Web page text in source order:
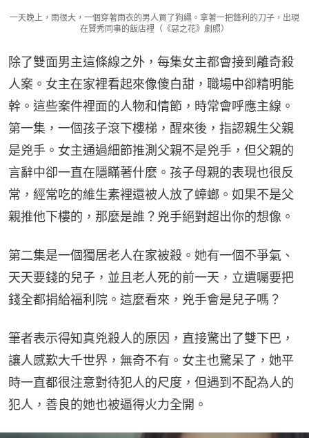
一天晚上，雨很大，一個穿著雨衣的男人買了狗繩。拿著一把鋒利的刀子，出現
在賢秀同事的飯店裡（《惡之花》劇照）
除了雙面男主這條線之外，每集女主都會接到離奇殺
人案。女主在家裡看起來像傻白甜，職場中卻精明能
幹。這些案件裡面的人物和情節，時常會呼應主線。
第一集，一個孩子滾下樓梯，醒來後，指認親生父親
是兇手。女主通過細節推測父親不是兇手，但父親的
言辭中卻一直在隱瞞著什麼。孩子母親的表現也很反
常，經常吃的維生素裡還被人放了蟑螂。如果不是父
親推他下樓的，那麼是誰？兇手絕對超出你的想像。
第二集是一個獨居老人在家被殺。她有一個不爭氣、
天天要錢的兒子，並且老人死的前一天，立遺囑要把
錢全都捐給福利院。這麼看來，兇手會是兒子嗎？
筆者表示得知真兇殺人的原因，直接驚出了雙下巴，
讓人感歎大千世界，無奇不有。女主也驚呆了，她平
時一直都很注意對待犯人的尺度，但遇到不配為人的
犯人，善良的她也被逼得火力全開。